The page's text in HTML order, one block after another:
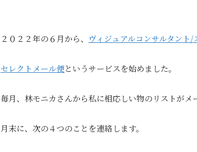
２０２２年の６月から、 ヴィジュアルコンサルタン
セレクトメール便というサービスを始めました。
毎月、林モニカさんから私に相応しい物のリストがメ
月末に、次の４つのことを連絡します。